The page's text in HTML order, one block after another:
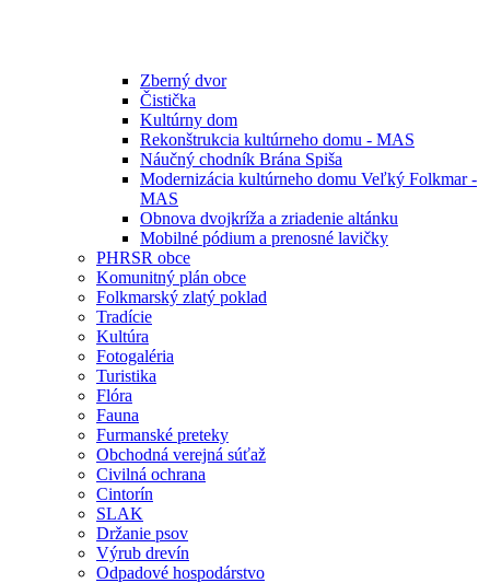
Zberný dvor
Čistička
Kultúrny dom
Rekonštrukcia kultúrneho domu - MAS
Náučný chodník Brána Spiša
Modernizácia kultúrneho domu Veľký Folkmar -
MAS
Obnova dvojkríža a zriadenie altánku
Mobilné pódium a prenosné lavičky
PHRSR obce
Komunitný plán obce
Folkmarský zlatý poklad
Tradície
Kultúra
Fotogaléria
Turistika
Flóra
Fauna
Furmanské preteky
Obchodná verejná súťaž
Civilná ochrana
Cintorín
SLAK
Držanie psov
Výrub drevín
Odpadové hospodárstvo